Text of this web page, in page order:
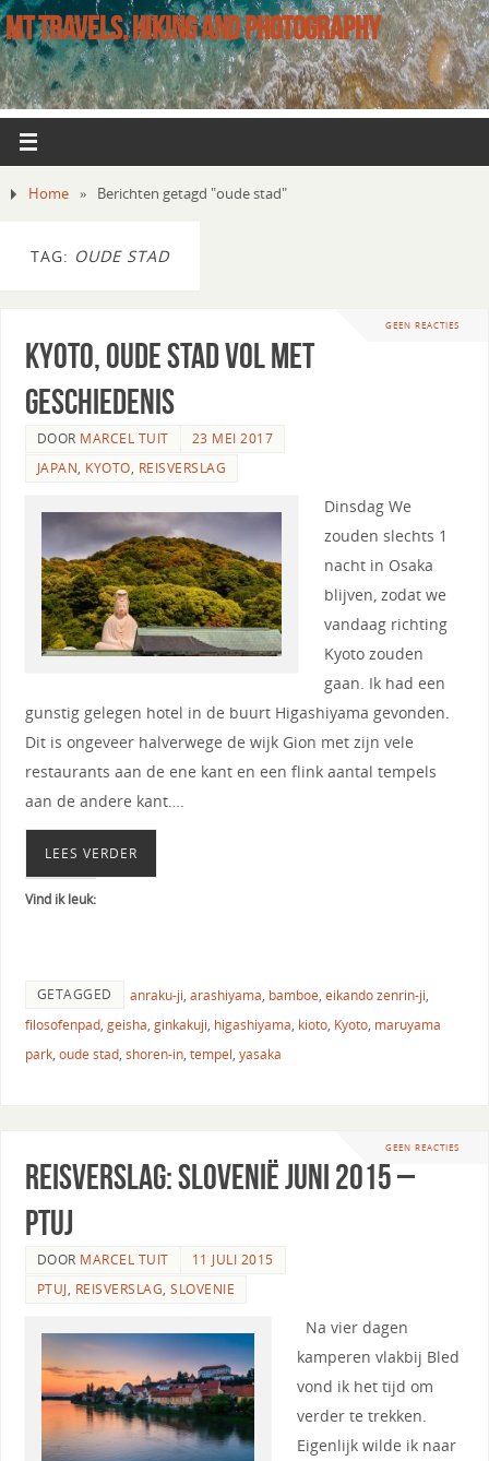
MT TRAVELS, HIKING AND PHOTOGRAPHY
Home » Berichten getagd "oude stad"
TAG: OUDE STAD
GEEN REACTIES
Kyoto, oude stad vol met
geschiedenis
DOOR MARCEL TUIT
23 MEI 2017
JAPAN, KYOTO, REISVERSLAG
Dinsdag We
zouden slechts 1
nacht in Osaka
blijven, zodat we
vandaag richting
Kyoto zouden
gaan. Ik had een
gunstig gelegen hotel in de buurt Higashiyama gevonden.
Dit is ongeveer halverwege de wijk Gion met zijn vele
restaurants aan de ene kant en een flink aantal tempels
aan de andere kant….
LEES VERDER
Vind ik leuk:
GETAGGED anraku-ji, arashiyama, bamboe, eikando zenrin-ji,
filosofenpad, geisha, ginkakuji, higashiyama, kioto, Kyoto, maruyama
park, oude stad, shoren-in, tempel, yasaka
GEEN REACTIES
Reisverslag: Slovenië Juni 2015 –
Ptuj
DOOR MARCEL TUIT
11 JULI 2015
PTUJ, REISVERSLAG,SLOVENIE
Na vier dagen
kamperen vlakbij Bled
vond ik het tijd om
verder te trekken.
Eigenlijk wilde ik naar